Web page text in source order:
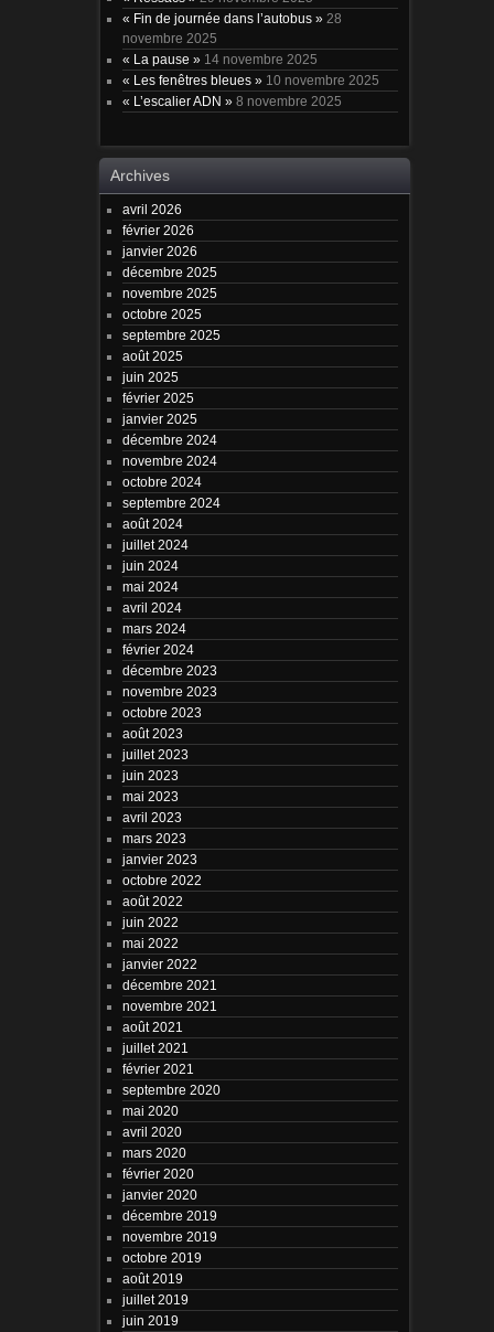
« Fin de journée dans l’autobus » 28
novembre 2025
« La pause » 14 novembre 2025
« Les fenêtres bleues » 10 novembre 2025
« L’escalier ADN » 8 novembre 2025
Archives
avril 2026
février 2026
janvier 2026
décembre 2025
novembre 2025
octobre 2025
septembre 2025
août 2025
juin 2025
février 2025
janvier 2025
décembre 2024
novembre 2024
octobre 2024
septembre 2024
août 2024
juillet 2024
juin 2024
mai 2024
avril 2024
mars 2024
février 2024
décembre 2023
novembre 2023
octobre 2023
août 2023
juillet 2023
juin 2023
mai 2023
avril 2023
mars 2023
janvier 2023
octobre 2022
août 2022
juin 2022
mai 2022
janvier 2022
décembre 2021
novembre 2021
août 2021
juillet 2021
février 2021
septembre 2020
mai 2020
avril 2020
mars 2020
février 2020
janvier 2020
décembre 2019
novembre 2019
octobre 2019
août 2019
juillet 2019
juin 2019